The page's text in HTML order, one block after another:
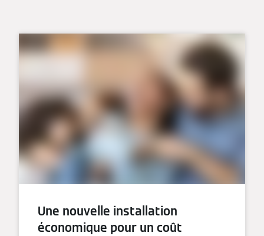
Une nouvelle installation
économique pour un coût